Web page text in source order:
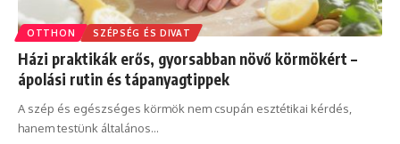
OTTHON SZÉPSÉG ÉS DIVAT
Házi praktikák erős, gyorsabban növő körmökért –
ápolási rutin és tápanyagtippek
A szép és egészséges körmök nem csupán esztétikai kérdés,
hanem testünk általános…